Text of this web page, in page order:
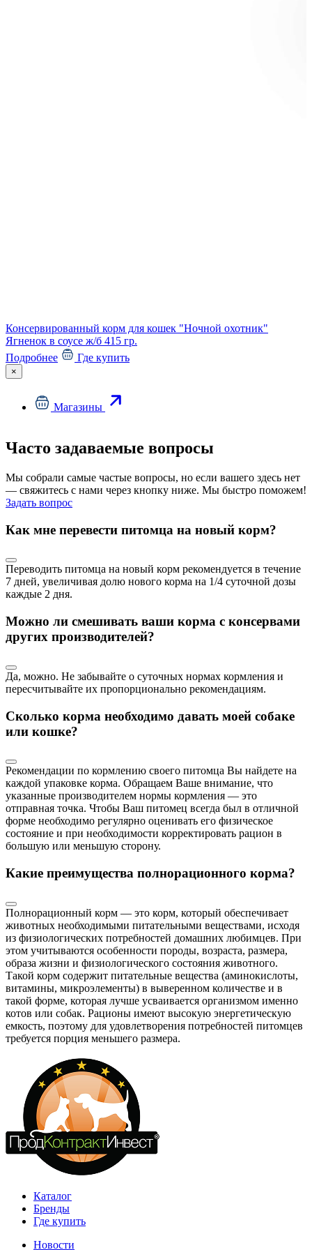
Консервированный корм для кошек "Ночной охотник"
Ягненок в соусе ж/б 415 гр.
Подробнее
Где купить
×
Магазины
Часто задаваемые вопросы
Мы собрали самые частые вопросы, но если вашего здесь нет
— свяжитесь с нами через кнопку ниже. Мы быстро поможем!
Задать вопрос
Как мне перевести питомца на новый корм?
Переводить питомца на новый корм рекомендуется в течение
7 дней, увеличивая долю нового корма на 1/4 суточной дозы
каждые 2 дня.
Можно ли смешивать ваши корма с консервами
других производителей?
Да, можно. Не забывайте о суточных нормах кормления и
пересчитывайте их пропорционально рекомендациям.
Сколько корма необходимо давать моей собаке
или кошке?
Рекомендации по кормлению своего питомца Вы найдете на
каждой упаковке корма. Обращаем Ваше внимание, что
указанные производителем нормы кормления — это
отправная точка. Чтобы Ваш питомец всегда был в отличной
форме необходимо регулярно оценивать его физическое
состояние и при необходимости корректировать рацион в
большую или меньшую сторону.
Какие преимущества полнорационного корма?
Полнорационный корм — это корм, который обеспечивает
животных необходимыми питательными веществами, исходя
из физиологических потребностей домашних любимцев. При
этом учитываются особенности породы, возраста, размера,
образа жизни и физиологического состояния животного.
Такой корм содержит питательные вещества (аминокислоты,
витамины, микроэлементы) в выверенном количестве и в
такой форме, которая лучше усваивается организмом именно
котов или собак. Рационы имеют высокую энергетическую
емкость, поэтому для удовлетворения потребностей питомцев
требуется порция меньшего размера.
Каталог
Бренды
Где купить
Новости